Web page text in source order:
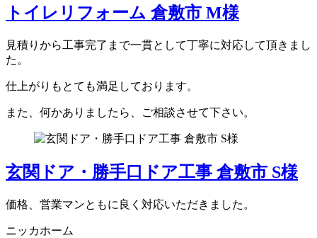
トイレリフォーム 倉敷市 M様
見積りから工事完了まで一貫として丁寧に対応して頂きまし
た。
仕上がりもとても満足しております。
また、何かありましたら、ご相談させて下さい。
玄関ドア・勝手口ドア工事 倉敷市 S様
価格、営業マンともに良く対応いただきました。
ニッカホーム